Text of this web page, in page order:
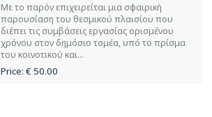
Με το παρόν επιχειρείται μια σφαιρική
παρουσίαση του θεσμικού πλαισίου που
διέπει τις συμβάσεις εργασίας ορισμένου
χρόνου στον δημόσιο τομέα, υπό το πρίσμα
του κοινοτικού και...
Price: € 50.00